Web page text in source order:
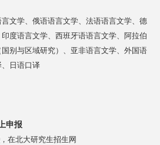
文学、俄语语言文学、法语语言文学、德
度语言文学、西班牙语语言文学、阿拉伯
别与区域研究）、亚非语言文学、外国语
日语口译
申报
，在北大研究生招生网